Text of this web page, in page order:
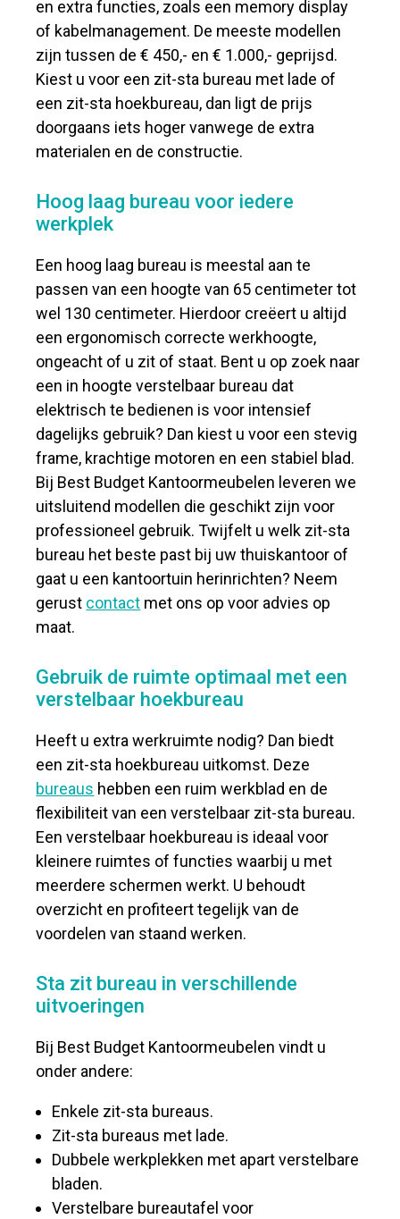
en extra functies, zoals een memory display
of kabelmanagement. De meeste modellen
zijn tussen de € 450,- en € 1.000,- geprijsd.
Kiest u voor een zit-sta bureau met lade of
een zit-sta hoekbureau, dan ligt de prijs
doorgaans iets hoger vanwege de extra
materialen en de constructie.
Hoog laag bureau voor iedere
werkplek
Een hoog laag bureau is meestal aan te
passen van een hoogte van 65 centimeter tot
wel 130 centimeter. Hierdoor creëert u altijd
een ergonomisch correcte werkhoogte,
ongeacht of u zit of staat. Bent u op zoek naar
een in hoogte verstelbaar bureau dat
elektrisch te bedienen is voor intensief
dagelijks gebruik? Dan kiest u voor een stevig
frame, krachtige motoren en een stabiel blad.
Bij Best Budget Kantoormeubelen leveren we
uitsluitend modellen die geschikt zijn voor
professioneel gebruik. Twijfelt u welk zit-sta
bureau het beste past bij uw thuiskantoor of
gaat u een kantoortuin herinrichten? Neem
gerust contact met ons op voor advies op
maat.
Gebruik de ruimte optimaal met een
verstelbaar hoekbureau
Heeft u extra werkruimte nodig? Dan biedt
een zit-sta hoekbureau uitkomst. Deze
bureaus hebben een ruim werkblad en de
flexibiliteit van een verstelbaar zit-sta bureau.
Een verstelbaar hoekbureau is ideaal voor
kleinere ruimtes of functies waarbij u met
meerdere schermen werkt. U behoudt
overzicht en profiteert tegelijk van de
voordelen van staand werken.
Sta zit bureau in verschillende
uitvoeringen
Bij Best Budget Kantoormeubelen vindt u
onder andere:
Enkele zit-sta bureaus.
Zit-sta bureaus met lade.
Dubbele werkplekken met apart verstelbare
bladen.
Verstelbare bureautafel voor